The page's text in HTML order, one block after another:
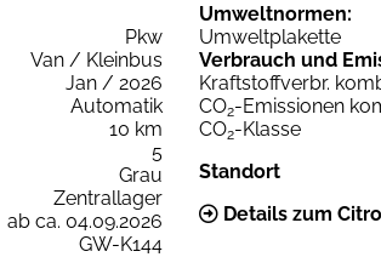
Pkw
Van / Kleinbus
Jan / 2026
Automatik
10 km
5
Grau
Zentrallager
ab ca. 04.09.2026
GW-K144
Umweltnormen:
Umweltplakette
Verbrauch und
Kraftstoffverbr.
CO2-Emissionen
CO2-Klasse
Standort
Details zum